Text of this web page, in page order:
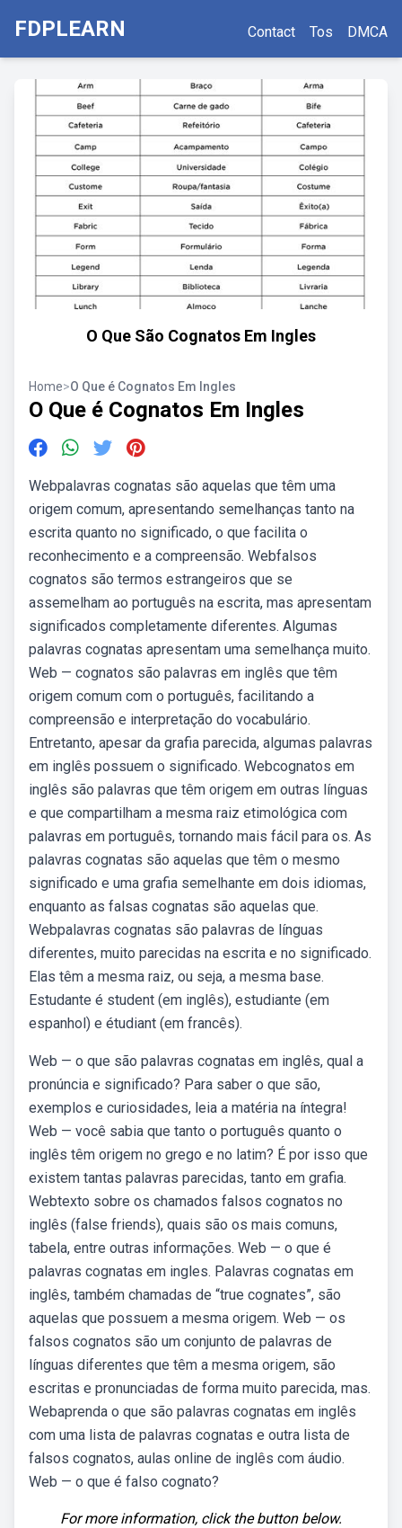
FDPLEARN Contact Tos DMCA
O Que São Cognatos Em Ingles
Home>O Que é Cognatos Em Ingles
O Que é Cognatos Em Ingles
Webpalavras cognatas são aquelas que têm uma
origem comum, apresentando semelhanças tanto na
escrita quanto no significado, o que facilita o
reconhecimento e a compreensão. Webfalsos
cognatos são termos estrangeiros que se
assemelham ao português na escrita, mas apresentam
significados completamente diferentes. Algumas
palavras cognatas apresentam uma semelhança muito.
Web — cognatos são palavras em inglês que têm
origem comum com o português, facilitando a
compreensão e interpretação do vocabulário.
Entretanto, apesar da grafia parecida, algumas palavras
em inglês possuem o significado. Webcognatos em
inglês são palavras que têm origem em outras línguas
e que compartilham a mesma raiz etimológica com
palavras em português, tornando mais fácil para os. As
palavras cognatas são aquelas que têm o mesmo
significado e uma grafia semelhante em dois idiomas,
enquanto as falsas cognatas são aquelas que.
Webpalavras cognatas são palavras de línguas
diferentes, muito parecidas na escrita e no significado.
Elas têm a mesma raiz, ou seja, a mesma base.
Estudante é student (em inglês), estudiante (em
espanhol) e étudiant (em francês).
Web — o que são palavras cognatas em inglês, qual a
pronúncia e significado? Para saber o que são,
exemplos e curiosidades, leia a matéria na íntegra!
Web — você sabia que tanto o português quanto o
inglês têm origem no grego e no latim? É por isso que
existem tantas palavras parecidas, tanto em grafia.
Webtexto sobre os chamados falsos cognatos no
inglês (false friends), quais são os mais comuns,
tabela, entre outras informações. Web — o que é
palavras cognatas em ingles. Palavras cognatas em
inglês, também chamadas de “true cognates”, são
aquelas que possuem a mesma origem. Web — os
falsos cognatos são um conjunto de palavras de
línguas diferentes que têm a mesma origem, são
escritas e pronunciadas de forma muito parecida, mas.
Webaprenda o que são palavras cognatas em inglês
com uma lista de palavras cognatas e outra lista de
falsos cognatos, aulas online de inglês com áudio.
Web — o que é falso cognato?
For more information, click the button below.